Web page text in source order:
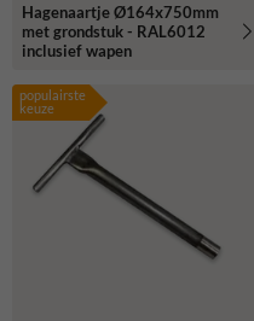
Hagenaartje Ø164x750mm
met grondstuk - RAL6012
inclusief wapen
populairste
keuze